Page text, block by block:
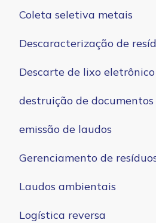
Coleta seletiva metais
Descaracterização de
Descarte de lixo eletrônico
destruição de documentos
emissão de laudos
Gerenciamento de
Laudos ambientais
Logística reversa